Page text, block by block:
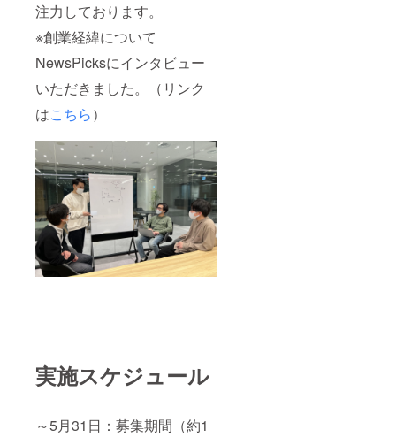
注力しております。
※創業経緯について
NewsPicksにインタビュー
いただきました。（リンク
はこちら）
実施スケジュール
～5月31日：募集期間（約1